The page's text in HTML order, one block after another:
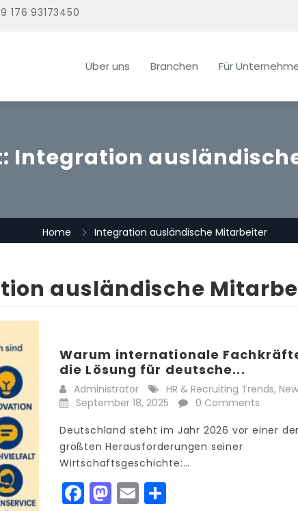
176 93173450
Über uns Branchen Für
Integration
Home Integration ausländische Mitarbeiter
ausländische
Warum internationale
die Lösung für deutsche...
Administrator HR & Recruiting Trends,
September 18, 2025
0 Comments
Deutschland steht im Jahr 2026 vor einer der
größten Herausforderungen seiner
Wirtschaftsgeschichte:…
Facebook
Mastodon
Email